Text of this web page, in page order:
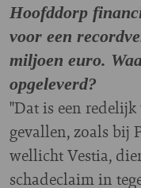
Hoofddorp
voor een
miljoen euro.
opgeleverd?
"Dat is een
gevallen, zoals bij
wellicht Vestia,
schadeclaim in